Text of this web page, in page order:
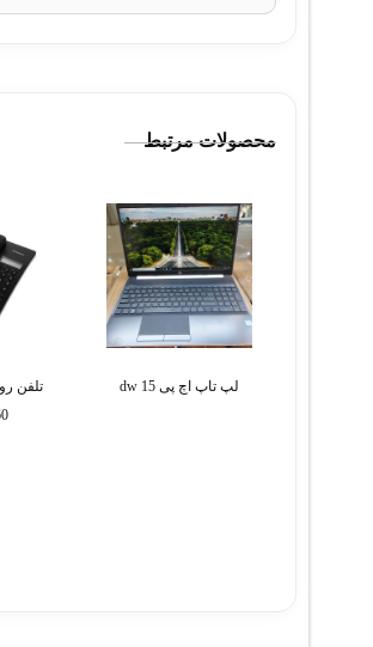
محصولات مرتبط
لپ تاپ اچ پی 15 dw
تلفن